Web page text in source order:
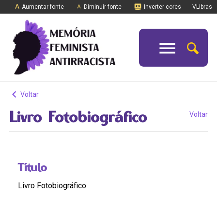
Aumentar fonte Diminuir fonte Inverter cores VLibras
Voltar
Livro Fotobiográfico Voltar
Título
Livro Fotobiográfico